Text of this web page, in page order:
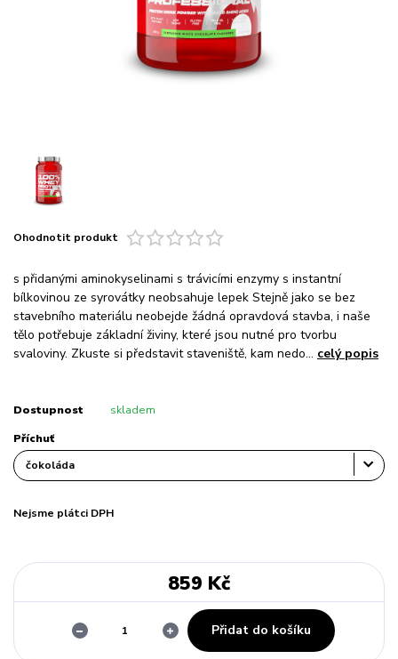
Ohodnotit produkt
s přidanými aminokyselinami s trávicími enzymy s instantní
bílkovinou ze syrovátky neobsahuje lepek Stejně jako se bez
stavebního materiálu neobejde žádná opravdová stavba, i naše
tělo potřebuje základní živiny, které jsou nutné pro tvorbu
svaloviny. Zkuste si představit staveniště, kam nedo... celý popis
Dostupnost skladem
Příchuť
Nejsme plátci DPH
859 Kč
Přidat do košíku